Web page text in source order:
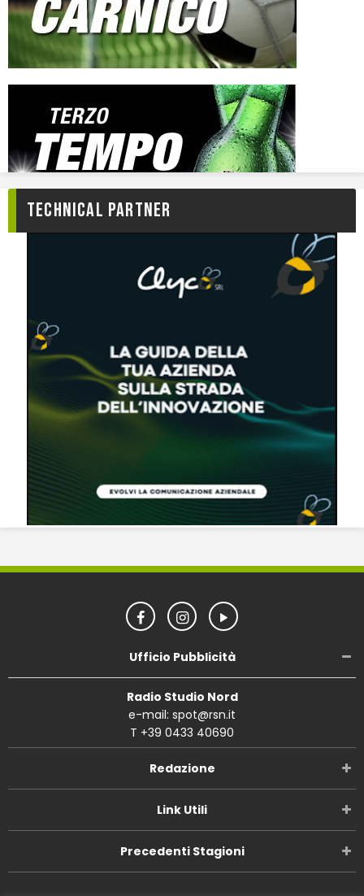
TECHNICAL PARTNER
Ufficio Pubblicità
Radio Studio Nord
e-mail: spot@rsn.it
T +39 0433 40690
Redazione
Link Utili
Precedenti Stagioni